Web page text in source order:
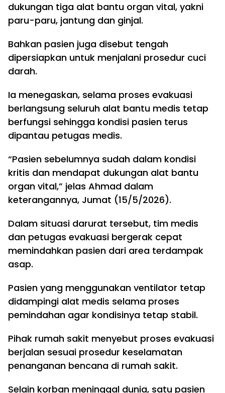
dukungan tiga alat bantu organ vital, yakni
paru-paru, jantung dan ginjal.
Bahkan pasien juga disebut tengah
dipersiapkan untuk menjalani prosedur cuci
darah.
Ia menegaskan, selama proses evakuasi
berlangsung seluruh alat bantu medis tetap
berfungsi sehingga kondisi pasien terus
dipantau petugas medis.
“Pasien sebelumnya sudah dalam kondisi
kritis dan mendapat dukungan alat bantu
organ vital,” jelas Ahmad dalam
keterangannya, Jumat (15/5/2026).
Dalam situasi darurat tersebut, tim medis
dan petugas evakuasi bergerak cepat
memindahkan pasien dari area terdampak
asap.
Pasien yang menggunakan ventilator tetap
didampingi alat medis selama proses
pemindahan agar kondisinya tetap stabil.
Pihak rumah sakit menyebut proses evakuasi
berjalan sesuai prosedur keselamatan
penanganan bencana di rumah sakit.
Selain korban meninggal dunia, satu pasien